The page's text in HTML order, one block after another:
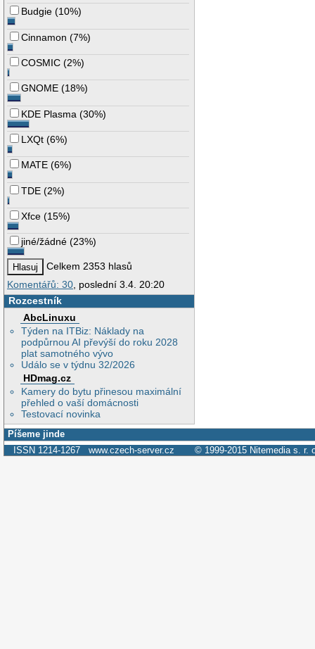
Budgie (10%)
Cinnamon (7%)
COSMIC (2%)
GNOME (18%)
KDE Plasma (30%)
LXQt (6%)
MATE (6%)
TDE (2%)
Xfce (15%)
jiné/žádné (23%)
Celkem 2353 hlasů
Komentářů: 30 , poslední 3.4. 20:20
Rozcestník
AbcLinuxu
Týden na ITBiz: Náklady na
podpůrnou AI převýší do roku 2028
plat samotného vývo
Událo se v týdnu 32/2026
HDmag.cz
Kamery do bytu přinesou maximální
přehled o vaší domácnosti
Testovací novinka
Píšeme jinde
ISSN 1214-1267 www.czech-server.cz © 1999-2015 Nitemedia s. r.